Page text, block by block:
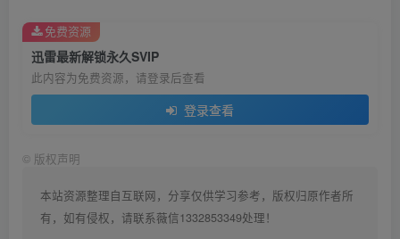
迅雷最新解锁永久SVIP
此内容为免费资源，请登录后查看
登录查看
免费资源
© 版权声明
本站资源整理自互联网，分享仅供学习参考，版权归原作者所
有，如有侵权，请联系薇信1332853349处理！